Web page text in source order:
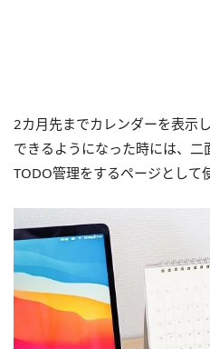
2カ月先までカレンダーを表示
できるようになった時には、
TODO管理をするページとして